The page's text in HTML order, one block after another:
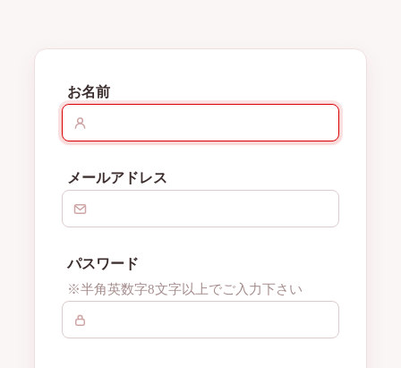
お名前
メールアドレス
パスワード
※半角英数字8文字以上でご入力下さい